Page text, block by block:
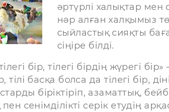
әртүрлі халықтар мен
нәр алған халқымыз
сыйластық сияқты
сіңіре білді.
бір, тілегі бірдің жүрегі
тілі басқа болса да тілегі бір,
біріктіріп, азаматтық,
сенімділікті серік етудің